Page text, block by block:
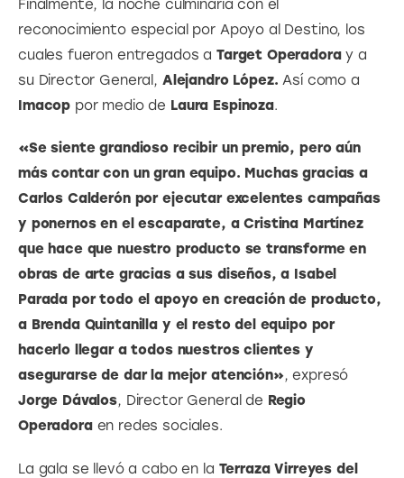
Finalmente, la noche culminaría con el
reconocimiento especial por Apoyo al Destino, los
cuales fueron entregados a Target Operadora y a
su Director General, Alejandro López. Así como a
Imacop por medio de Laura Espinoza.
«Se siente grandioso recibir un premio, pero aún
más contar con un gran equipo. Muchas gracias a
Carlos Calderón por ejecutar excelentes campañas
y ponernos en el escaparate, a Cristina Martínez
que hace que nuestro producto se transforme en
obras de arte gracias a sus diseños, a Isabel
Parada por todo el apoyo en creación de producto,
a Brenda Quintanilla y el resto del equipo por
hacerlo llegar a todos nuestros clientes y
asegurarse de dar la mejor atención», expresó
Jorge Dávalos, Director General de Regio
Operadora en redes sociales.
La gala se llevó a cabo en la Terraza Virreyes del